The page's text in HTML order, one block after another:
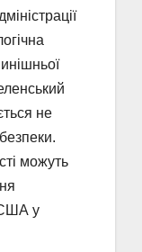
не
можуть
США у